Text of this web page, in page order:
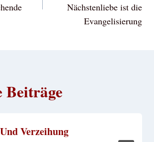
Nächstenliebe ist die
Evangelisierung
Beiträge
Verzeihung